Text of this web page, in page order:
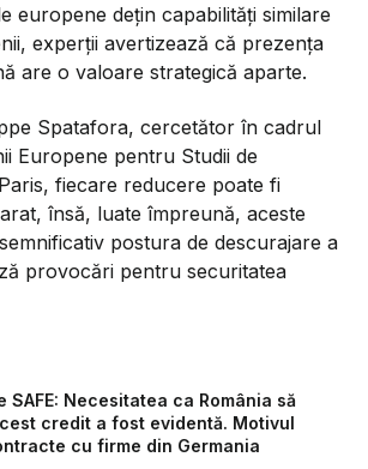
europene dețin capabilități similare
experții avertizează că prezența
are o valoare strategică aparte.
Spatafora, cercetător în cadrul
Europene pentru Studii de
fiecare reducere poate fi
însă, luate împreună, aceste
postura de descurajare a
provocări pentru securitatea
SAFE: Necesitatea ca România să
credit a fost evidentă. Motivul
cu firme din Germania